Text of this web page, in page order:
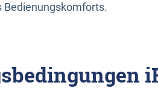
Bedienungskomforts.